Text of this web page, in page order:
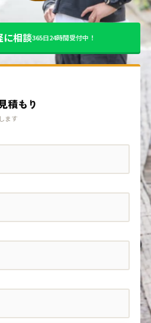
に相談365日24時間受付中！
積もり
ます